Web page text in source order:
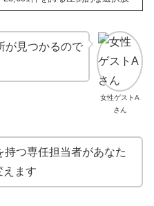
女性ゲストA
さん
が見つかるので
持つ専任担当者があなた
えます